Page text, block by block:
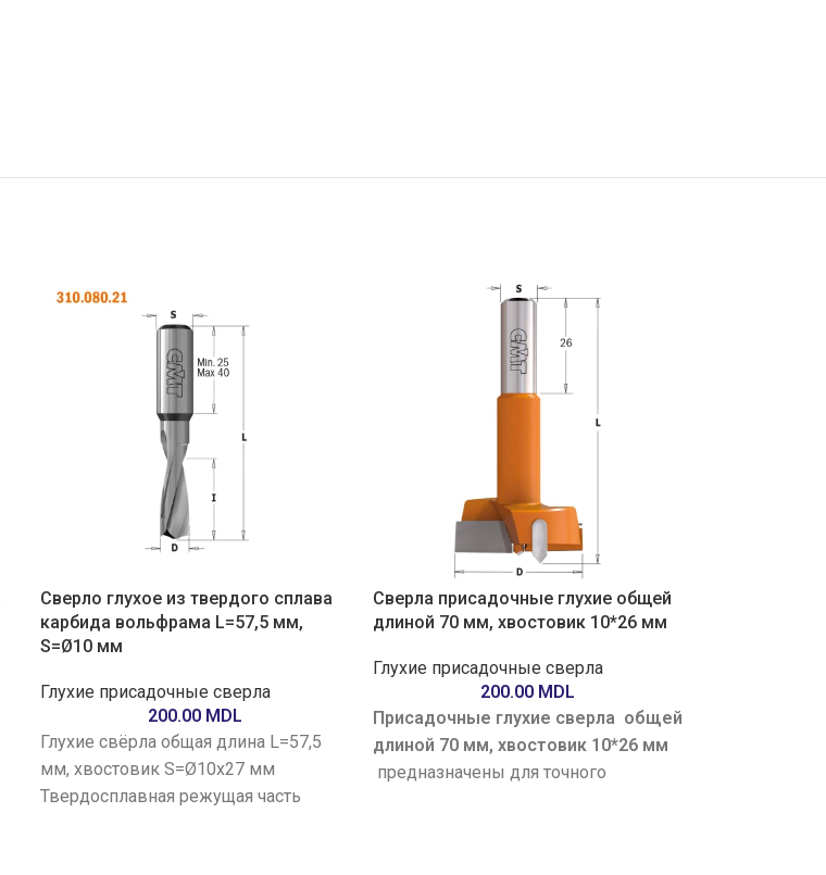
Сверло глухое из твердого сплава
карбида вольфрама L=57,5 мм,
S=Ø10 мм
Глухие присадочные сверла
200.00 MDL
Глухие свёрла общая длина L=57,5
мм, хвостовик S=Ø10x27 мм
Твердосплавная режущая часть
Сверла присадочные глухие общей
длиной 70 мм, хвостовик 10*26 мм
Глухие присадочные сверла
200.00 MDL
Присадочные глухие сверла общей
длиной 70 мм, хвостовик 10*26 мм
предназначены для точного